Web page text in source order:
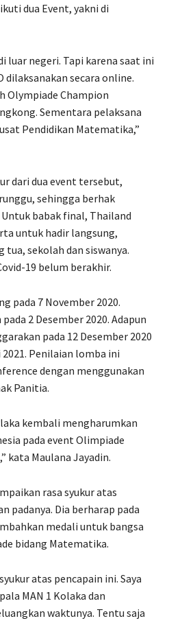
dua Event, yakni di
luar negeri. Tapi karena saat ini
dilaksanakan secara online.
Olympiade Champion
Sementara pelaksana
Pendidikan Matematika,”
dari dua event tersebut,
sehingga berhak
babak final, Thailand
untuk hadir langsung,
sekolah dan siswanya.
19 belum berakhir.
pada 7 November 2020.
2 Desember 2020. Adapun
pada 12 Desember 2020
Penilaian lomba ini
dengan menggunakan
Panitia.
kembali mengharumkan
pada event Olimpiade
kata Maulana Jayadin.
rasa syukur atas
padanya. Dia berharap pada
medali untuk bangsa
bidang Matematika.
atas pencapain ini. Saya
MAN 1 Kolaka dan
waktunya. Tentu saja